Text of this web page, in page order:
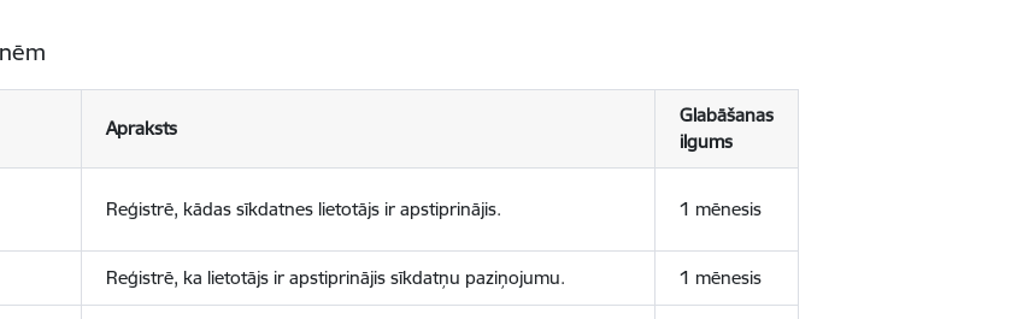
Apraksts
Glabāšanas
ilgums
Reģistrē, kādas sīkdatnes lietotājs ir apstiprinājis. 1 mēnesis
Reģistrē, ka lietotājs ir apstiprinājis sīkdatņu paziņojumu. 1 mēnesis